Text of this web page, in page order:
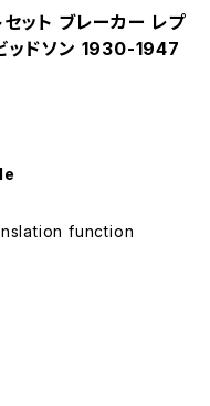
ト ブレーカー レプ
ッドソン 1930-1947
function